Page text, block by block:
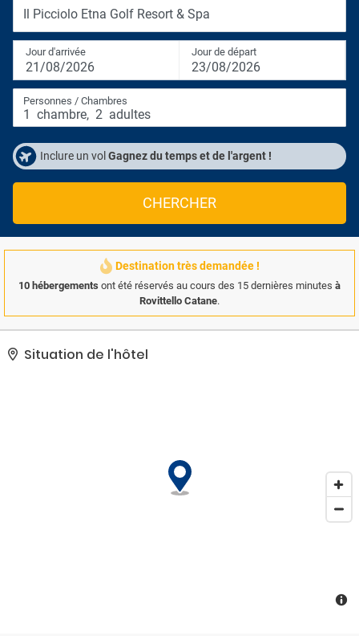
Il Picciolo Etna Golf Resort & Spa
Jour d'arrivée
21/08/2026
Jour de départ
23/08/2026
Personnes / Chambres
1 chambre, 2 adultes
Inclure un vol Gagnez du temps et de l'argent !
CHERCHER
Destination très demandée !
10 hébergements ont été réservés au cours des 15 dernières minutes à
Rovittello Catane.
Situation de l'hôtel